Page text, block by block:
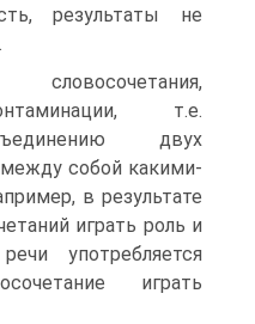
результаты не
т.е.
двух
собой какими-
в результате
играть роль и
упот­ребляется
играть